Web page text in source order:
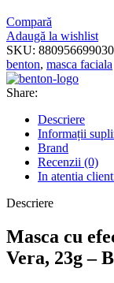
Compară
Adaugă la wishlist
SKU:
benton, masca faciala
Share:
Descriere
Informații
Brand
Recenzii (0)
In atentia
Descriere
Masca cu
Vera, 23g –